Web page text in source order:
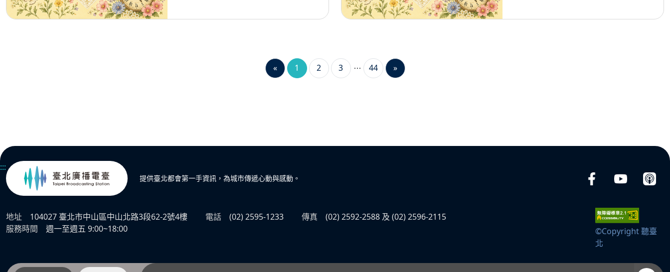
« 1 2 3 44 »
:::
提供臺北都會第一手資訊，為城市傳遞心動與感動。
地址 104027 臺北市中山區中山北路3段62-2號4樓 電話 (02) 2595-1233 傳真
(02) 2592-2588 及 (02) 2596-2115
服務時間
週一至週五 9:00~18:00
©Copyright 聽臺
北